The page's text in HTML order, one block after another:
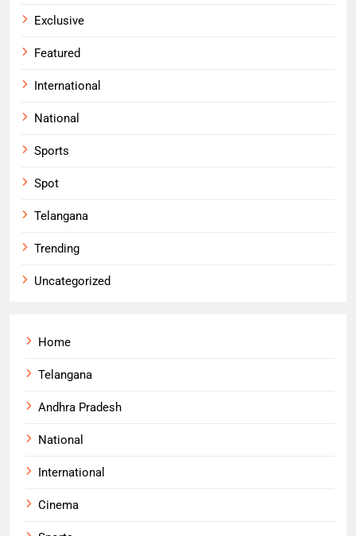
Exclusive
Featured
International
National
Sports
Spot
Telangana
Trending
Uncategorized
Home
Telangana
Andhra Pradesh
National
International
Cinema